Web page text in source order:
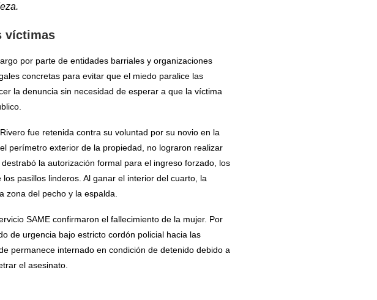
víctimas
por parte de entidades barriales y organizaciones
concretas para evitar que el miedo paralice las
la denuncia sin necesidad de esperar a que la víctima
fue retenida contra su voluntad por su novio en la
perímetro exterior de la propiedad, no lograron realizar
la autorización formal para el ingreso forzado, los
pasillos linderos. Al ganar el interior del cuarto, la
zona del pecho y la espalda.
SAME confirmaron el fallecimiento de la mujer. Por
de urgencia bajo estricto cordón policial hacia las
permanece internado en condición de detenido debido a
el asesinato.